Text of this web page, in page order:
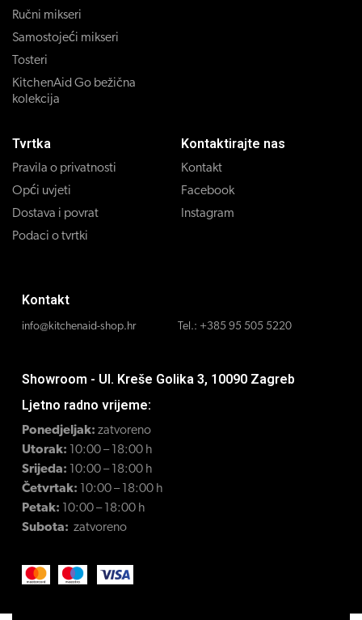
Ručni mikseri
Samostojeći mikseri
Tosteri
KitchenAid Go bežična
kolekcija
Tvrtka
Pravila o privatnosti
Opći uvjeti
Dostava i povrat
Podaci o tvrtki
Kontaktirajte nas
Kontakt
Facebook
Instagram
Kontakt
info@kitchenaid-shop.hr Tel.: +385 95 505 5220
Showroom - Ul. Kreše Golika 3, 10090 Zagreb
Ljetno radno vrijeme:
Ponedjeljak: zatvoreno
Utorak: 10:00 – 18:00 h
Srijeda: 10:00 – 18:00 h
Četvrtak: 10:00 – 18:00 h
Petak: 10:00 – 18:00 h
Subota: zatvoreno